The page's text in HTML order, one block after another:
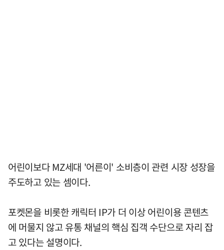
어린이보다 MZ세대 '어른이' 소비층이 관련 시장 성장을
주도하고 있는 셈이다.
포켓몬을 비롯한 캐릭터 IP가 더 이상 어린이용 콘텐츠
에 머물지 않고 유통 채널의 핵심 집객 수단으로 자리 잡
고 있다는 설명이다.